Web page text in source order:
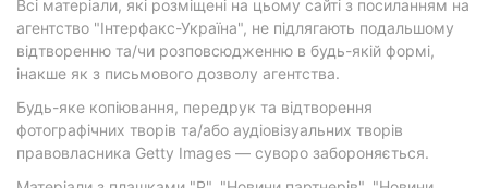
Всі матеріали, які розміщені на цьому сайті з посиланням на
агентство "Інтерфакс-Україна", не підлягають подальшому
відтворенню та/чи розповсюдженню в будь-якій формі,
інакше як з письмового дозволу агентства.
Будь-яке копіювання, передрук та відтворення
фотографічних творів та/або аудіовізуальних творів
правовласника Getty Images — суворо забороняється.